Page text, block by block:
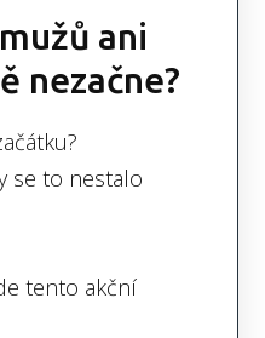
ani
nezačne?
se to nestalo
tento akční